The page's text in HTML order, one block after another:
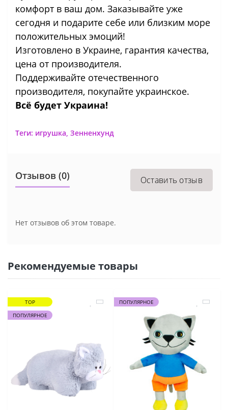
комфорт в ваш дом. Заказывайте уже
сегодня и подарите себе или близким море
положительных эмоций!
Изготовлено в Украине, гарантия качества,
цена от производителя.
Поддерживайте отечественного
производителя, покупайте украинское.
Всё будет Украина!
Теги: игрушка, Зенненхунд
Отзывов (0) Оставить отзыв
Нет отзывов об этом товаре.
Рекомендуемые товары
TOP
ПОПУЛЯРНОЕ
ПОПУЛЯРНОЕ